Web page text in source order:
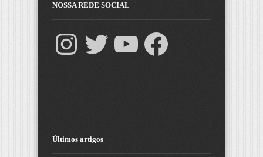
NOSSA REDE SOCIAL
Últimos artigos